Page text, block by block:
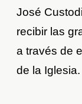
José
recibir las
a través de
de la Iglesia.